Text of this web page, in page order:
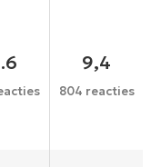
9,4
804 reacties